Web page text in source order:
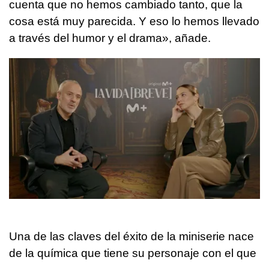
cuenta que no hemos cambiado tanto, que la
cosa está muy parecida. Y eso lo hemos llevado
a través del humor y el drama», añade.
Una de las claves del éxito de la miniserie nace
de la química que tiene su personaje con el que